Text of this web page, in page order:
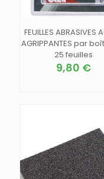
FEUILLES ABRASIVES
AGRIPPANTES par
25 feuilles
9,80 €
Les
options
être